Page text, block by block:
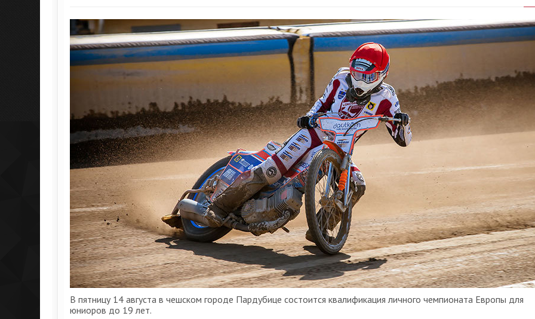
В пятницу 14 августа в чешском городе Пардубице состоится квалификация личного чемпионата Европы для
юниоров до 19 лет.